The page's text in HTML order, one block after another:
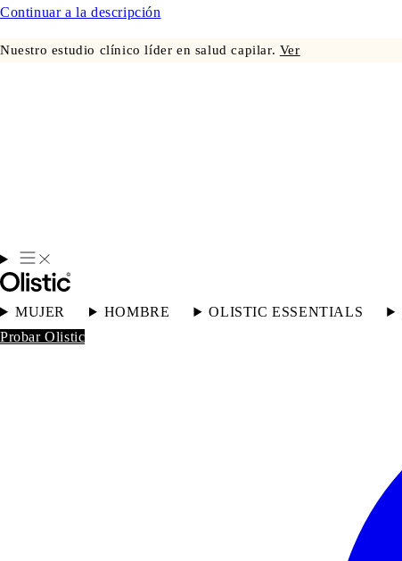
Continuar a la descripción
Nuestro estudio clínico líder en salud capilar. Ver
MUJER HOMBRE OLISTIC ESSENTIALS
Probar Olistic